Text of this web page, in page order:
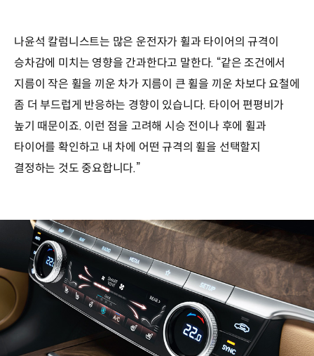
나윤석 칼럼니스트는 많은 운전자가 휠과 타이어의 규격이
승차감에 미치는 영향을 간과한다고 말한다. “같은 조건에서
지름이 작은 휠을 끼운 차가 지름이 큰 휠을 끼운 차보다 요철에
좀 더 부드럽게 반응하는 경향이 있습니다. 타이어 편평비가
높기 때문이죠. 이런 점을 고려해 시승 전이나 후에 휠과
타이어를 확인하고 내 차에 어떤 규격의 휠을 선택할지
결정하는 것도 중요합니다.”